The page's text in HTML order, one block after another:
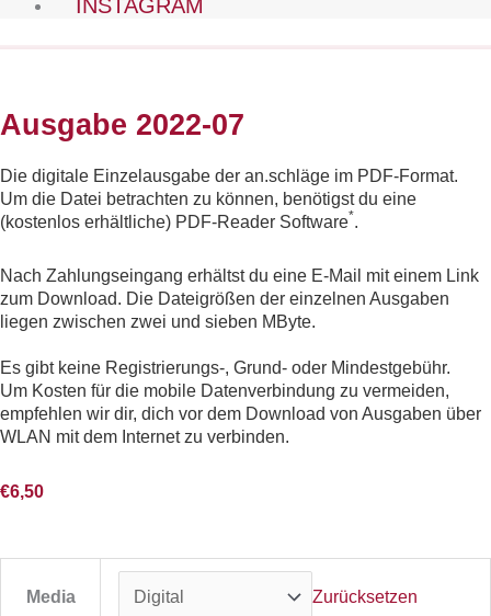
INSTAGRAM
Ausgabe 2022-07
Die digitale Einzelausgabe der an.schläge im PDF-Format.
Um die Datei betrachten zu können, benötigst du eine
(kostenlos erhältliche) PDF-Reader Software*
Nach Zahlungseingang erhältst du eine E-Mail mit einem Link
zum Download. Die Dateigrößen der einzelnen Ausgaben
liegen zwischen zwei und sieben MByte.
Es gibt keine Registrierungs-, Grund- oder Mindestgebühr.
Um Kosten für die mobile Datenverbindung zu vermeiden,
empfehlen wir dir, dich vor dem Download von Ausgaben über
WLAN mit dem Internet zu verbinden.
€6,50
Media Zurücksetzen